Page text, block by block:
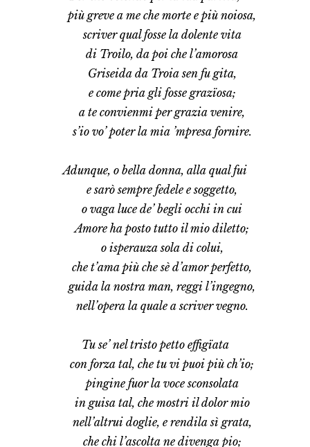
più greve a me che morte e più noiosa,
scriver qual fosse la dolente vita
di Troilo, da poi che l’amorosa
Griseida da Troia sen fu gita,
e come pria gli fosse grazïosa;
a te convienmi per grazia venire,
s’io vo’ poter la mia ’mpresa fornire.
Adunque, o bella donna, alla qual fui
e sarò sempre fedele e soggetto,
o vaga luce de’ begli occhi in cui
Amore ha posto tutto il mio diletto;
o isperauza sola di colui,
che t’ama più che sè d’amor perfetto,
guida la nostra man, reggi l’ingegno,
     nell’opera la quale a scriver vegno.
Tu se’ nel tristo petto effigïata
con forza tal, che tu vi puoi più ch’io;
pingine fuor la voce sconsolata
in guisa tal, che mostri il dolor mio
nell’altrui doglie, e rendila sì grata,
che chi l’ascolta ne divenga pio;